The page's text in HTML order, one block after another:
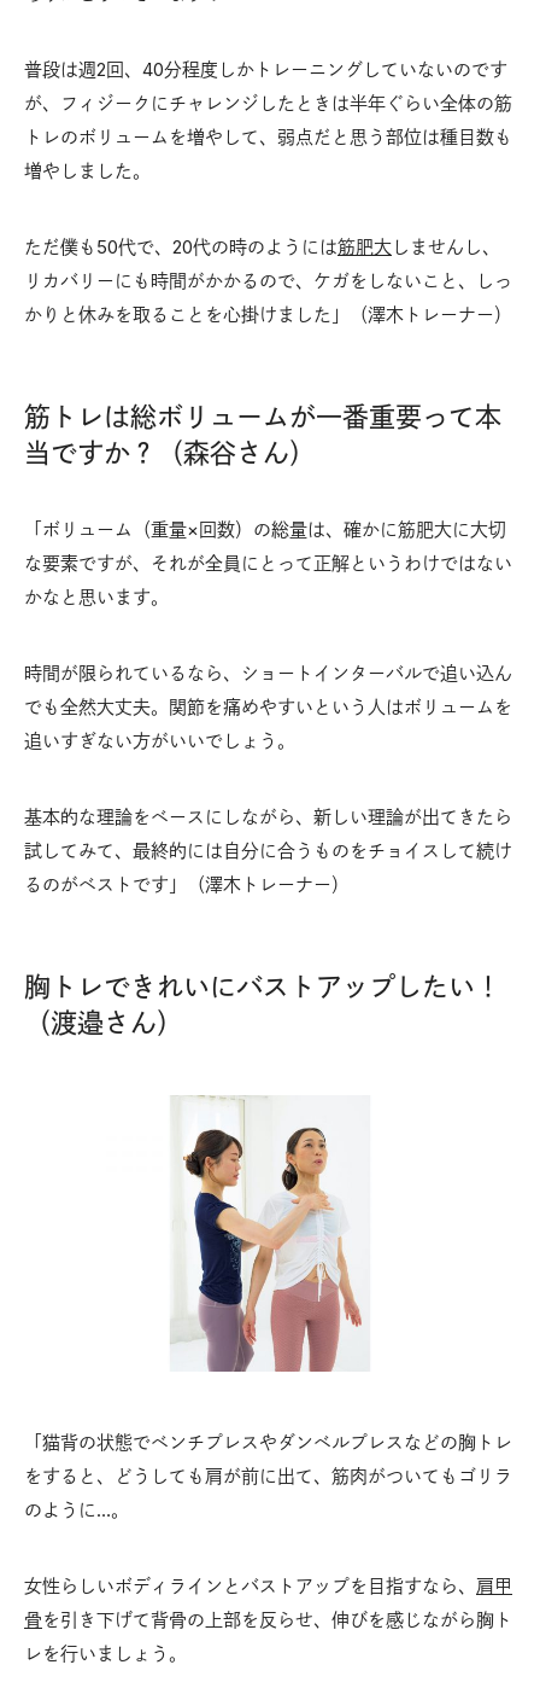
普段は週2回、40分程度しかトレーニングしていないのです
が、フィジークにチャレンジしたときは半年ぐらい全体の筋
トレのボリュームを増やして、弱点だと思う部位は種目数も
増やしました。
ただ僕も50代で、20代の時のようには筋肥大しませんし、
リカバリーにも時間がかかるので、ケガをしないこと、しっ
かりと休みを取ることを心掛けました」（澤木トレーナー）
筋トレは総ボリュームが一番重要って本
当ですか？（森谷さん）
「ボリューム（重量×回数）の総量は、確かに筋肥大に大切
な要素ですが、それが全員にとって正解というわけではない
かなと思います。
時間が限られているなら、ショートインターバルで追い込ん
でも全然大丈夫。関節を痛めやすいという人はボリュームを
追いすぎない方がいいでしょう。
基本的な理論をベースにしながら、新しい理論が出てきたら
試してみて、最終的には自分に合うものをチョイスして続け
るのがベストです」（澤木トレーナー）
胸トレできれいにバストアップしたい！
（渡邉さん）
「猫背の状態でベンチプレスやダンベルプレスなどの胸トレ
をすると、どうしても肩が前に出て、筋肉がついてもゴリラ
のように…。
女性らしいボディラインとバストアップを目指すなら、 肩甲
骨を引き下げて背骨の上部を反らせ、伸びを感じながら胸ト
レを行いましょう。